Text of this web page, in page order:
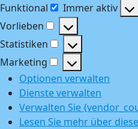
Funktional
Funktional
Immer aktiv
Vorlieben
Vorlieben
Statistiken
Statistiken
Marketing
Marketing
Optionen verwalten
Dienste verwalten
Verwalten Sie
Lesen Sie mehr über